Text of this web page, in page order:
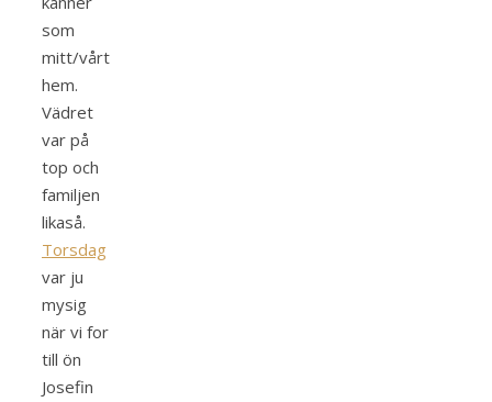
som
mitt/vårt
hem.
Vädret
var på
top och
familjen
likaså.
Torsdag
var ju
mysig
när vi for
till ön
Josefin